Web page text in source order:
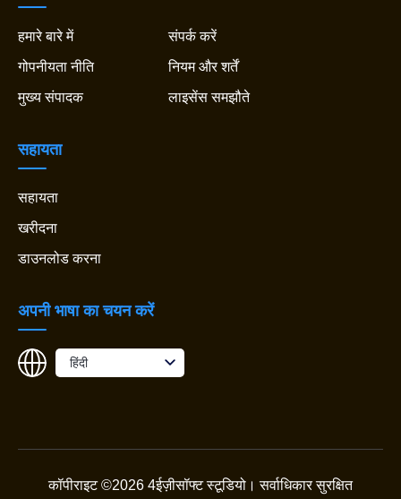
हमारे बारे में
संपर्क करें
गोपनीयता नीति
नियम और शर्तें
मुख्य संपादक
लाइसेंस समझौते
सहायता
सहायता
खरीदना
डाउनलोड करना
अपनी भाषा का चयन करें
हिंदी
कॉपीराइट ©2026 4ईज़ीसॉफ्ट स्टूडियो। सर्वाधिकार सुरक्षित